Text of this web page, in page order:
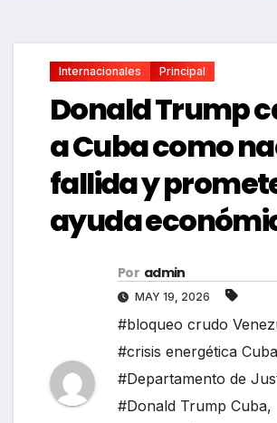
Internacionales Principal
Donald Trump
a Cuba como
fallida y
ayuda
Por admin
MAY 19, 2026
#bloqueo crudo
#crisis energética Cuba
#Departamento de
#Donald Trump Cuba,